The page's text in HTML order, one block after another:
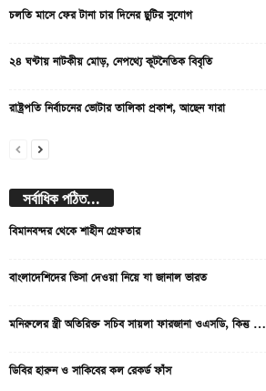
চলতি মাসে ফের টানা চার দিনের ছুটির সুযোগ
২৪ ঘণ্টায় নাটকীয় মোড়, নেপথ্যে কূটনৈতিক বিবৃতি
রাষ্ট্রপতি নির্বাচনের ভোটার তালিকা প্রকাশ, আছেন যারা
সর্বাধিক পঠিত...
বিমানবন্দর থেকে শাহীন গ্রেফতার
বাংলাদেশিদের ভিসা দেওয়া নিয়ে যা জানাল ভারত
মনিরুলের স্ত্রী অতিরিক্ত সচিব সায়লা ফারজানা ওএসডি, কিন্তু …
ডিবির হারুন ও সাকিবের কল রেকর্ড ফাঁস